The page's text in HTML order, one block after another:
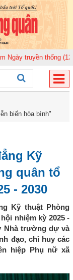
truyền thống (12-11-
biến hòa bình"
Kỹ
quân tổ
- 2030
Kỹ thuật Phòng
nhiệm kỳ 2025 -
Nhà trường dự và
đạo, chỉ huy các
hiệp Phụ nữ xã